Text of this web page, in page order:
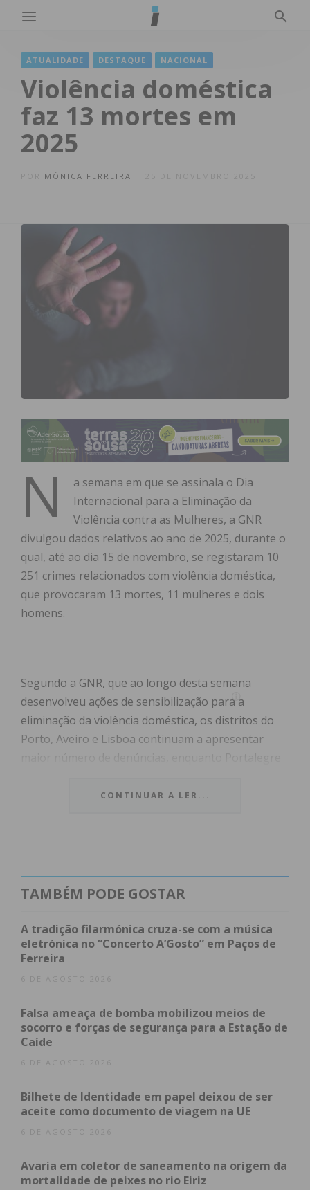
ATUALIDADE DESTAQUE NACIONAL
Violência doméstica
faz 13 mortes em
2025
MÓNICA FERREIRA
N
a semana em que se assinala o Dia
Internacional para a Eliminação da
Violência contra as Mulheres, a GNR
divulgou dados relativos ao ano de 2025, durante o
qual, até ao dia 15 de novembro, se registaram 10
251 crimes relacionados com violência doméstica,
que provocaram 13 mortes, 11 mulheres e dois
homens.
Segundo a GNR, que ao longo desta semana
desenvolveu ações de sensibilização para a
eliminação da violência doméstica, os distritos do
Porto, Aveiro e Lisboa continuam a apresentar
mortais, 11 mulheres e dois homens”.
Atualmente, os Núcleos de Investigação e Apoio a
Vítimas Específicas integram 186
militares especializados em todo o país e
registaram, até 15 de novembro de 2025, 4.056
de 97,5%).
Durante o ano de 2024, as autoridades declaram
que os “distritos do Porto, Aveiro, Braga, Setúbal e
registaram menos”. No âmbito destes crimes,
foram detidos “1.450 suspeitos (373 em flagrante e
CONTINUAR A LER...
TAMBÉM PODE GOSTAR
A tradição filarmónica cruza-se com a música
eletrónica no “Concerto A’Gosto” em Paços de
Ferreira
6 DE AGOSTO 2026
Falsa ameaça de bomba mobilizou meios de
socorro e forças de segurança para a Estação de
Caíde
6 DE AGOSTO 2026
Bilhete de Identidade em papel deixou de ser
aceite como documento de viagem na UE
6 DE AGOSTO 2026
Avaria em coletor de saneamento na origem da
mortalidade de peixes no rio Eiriz